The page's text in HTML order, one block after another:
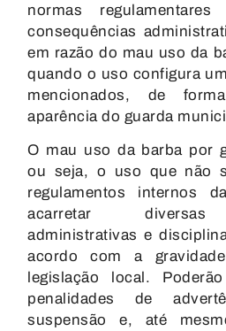
normas
consequências
em razão do mau uso da
quando o uso configura
mencionados, de
aparência do guarda
O mau uso da barba por
ou seja, o uso que não
regulamentos internos
acarretar diversas
administrativas e
acordo com a
legislação local.
penalidades de
suspensão e, até